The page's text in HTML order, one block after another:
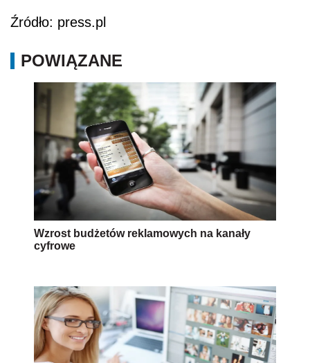
Źródło: press.pl
POWIĄZANE
Wzrost budżetów reklamowych na kanały
cyfrowe